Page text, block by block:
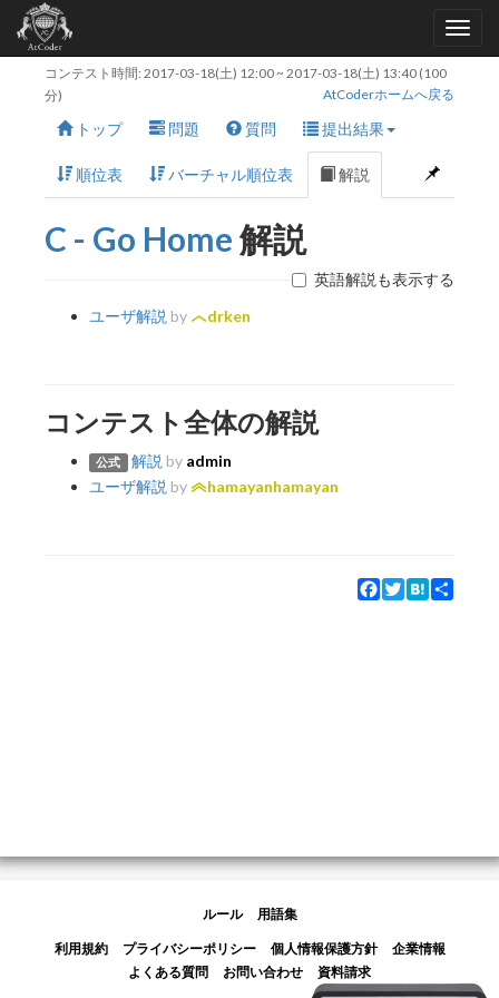
コンテスト時間: 2017-03-18(土) 12:00~ 2017-03-18(土) 13:40 (100
分)
AtCoderホームへ戻る
トップ 問題 質問 提出結果
順位表 バーチャル順位表 解説
C - Go Home解説
英語解説も表示する
ユーザ解説 by drken
コンテスト全体の解説
公式 解説 by admin
ユーザ解説 by hamayanhamayan
Facebook
Twitter
Hatena
ルール 用語集
利用規約 プライバシーポリシー 個人情報保護方針
企業情報
よくある質問
お問い合わせ 資料請求